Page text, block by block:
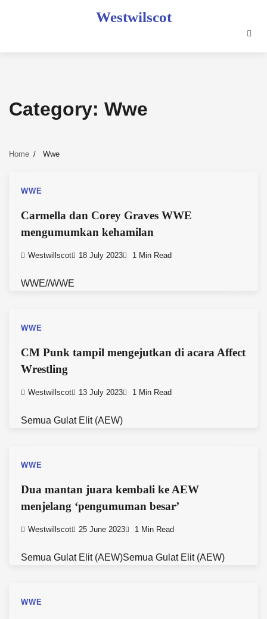
Westwilscot
Category: Wwe
Home Wwe
WWE
Carmella dan Corey Graves WWE
mengumumkan kehamilan
Westwillscot 18 July 2023 1 Min Read
WWE//WWE
WWE
CM Punk tampil mengejutkan di acara Affect
Wrestling
Westwillscot 13 July 2023 1 Min Read
Semua Gulat Elit (AEW)
WWE
Dua mantan juara kembali ke AEW
menjelang ‘pengumuman besar’
Westwillscot 25 June 2023 1 Min Read
Semua Gulat Elit (AEW)Semua Gulat Elit (AEW)
WWE